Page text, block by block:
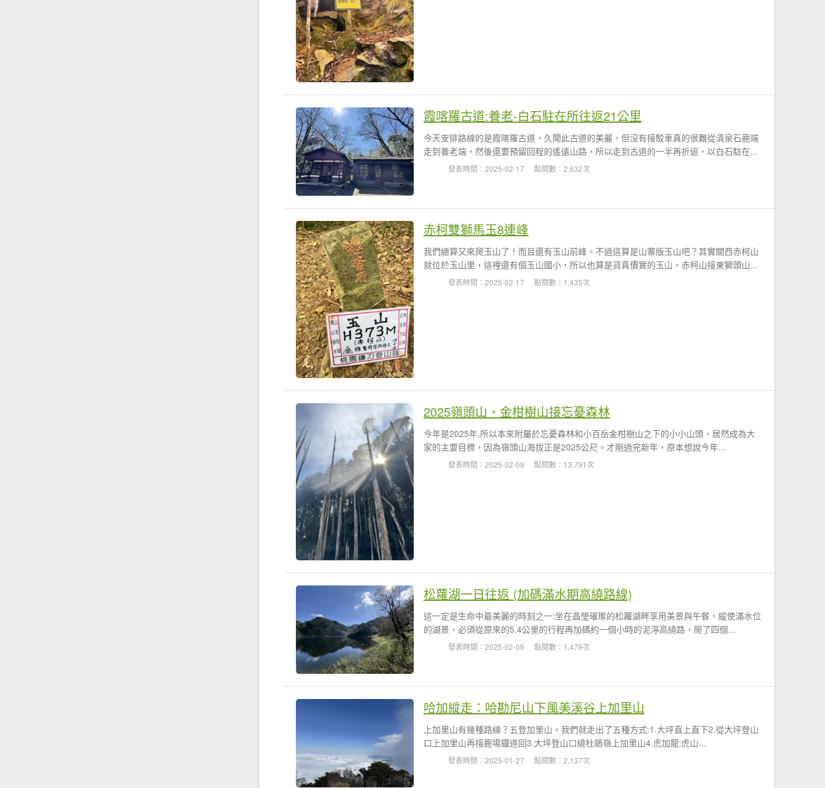
霞喀羅古道:養老-白石駐在所往返21公里
今天安排路線的是霞喀羅古道，久聞此古道的美麗，但沒有接駁車真的很難從清泉石鹿端
走到養老端，然後還要預留回程的遙遠山路，所以走到古道的一半再折返，以白石駐在...
發表時間：2025-02-17 點閱數：2,632次
赤柯雙獅馬玉8連峰
我們總算又來爬玉山了！而且還有玉山前峰。不過這算是山寨版玉山吧？其實關西赤柯山
就位於玉山里，這裡還有個玉山國小，所以也算是貨真價實的玉山。赤柯山接東獅頭山...
發表時間：2025-02-17 點閱數：1,435次
2025嶺頭山、金柑樹山接忘憂森林
今年是2025年,所以本來附屬於忘憂森林和小百岳金柑樹山之下的小小山頭，居然成為大
家的主要目標，因為嶺頭山海拔正是2025公尺。才剛過完新年，原本想說今年...
發表時間：2025-02-09 點閱數：13,791次
松蘿湖一日往返 (加碼滿水期高繞路線)
這一定是生命中最美麗的時刻之一:坐在晶瑩璀璨的松蘿湖畔享用美景與午餐，縱使滿水位
的湖景，必須從原來的5.4公里的行程再加碼約一個小時的泥濘高繞路，爬了四個...
發表時間：2025-02-09 點閱數：1,479次
哈加縱走：哈勘尼山下風美溪谷上加里山
上加里山有幾種路線？五登加里山，我們就走出了五種方式:1.大坪直上直下2.從大坪登山
口上加里山再接鹿場鐵道回3.大坪登山口繞杜鵑嶺上加里山4.虎加龍:虎山...
發表時間：2025-01-27 點閱數：2,137次